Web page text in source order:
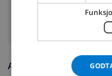
Ankomst- og